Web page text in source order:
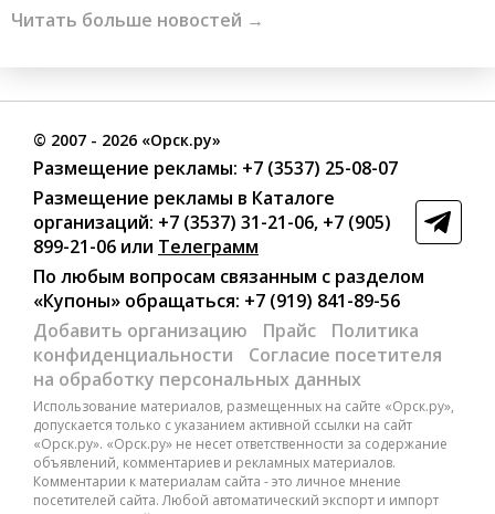
Читать больше новостей →
© 2007 - 2026 «Орск.ру»
Размещение рекламы: +7 (3537) 25-08-07
Размещение рекламы в Каталоге
организаций: +7 (3537) 31-21-06, +7 (905)
899-21-06 или Телеграмм
По любым вопросам связанным с разделом
«Купоны» обращаться: +7 (919) 841-89-56
Добавить организацию
Прайс
Политика
конфиденциальности
Согласие посетителя
на обработку персональных данных
Использование материалов, размещенных на сайте «Орск.ру»,
допускается только с указанием активной ссылки на сайт
«Орск.ру». «Орск.ру» не несет ответственности за содержание
объявлений, комментариев и рекламных материалов.
Комментарии к материалам сайта - это личное мнение
посетителей сайта. Любой автоматический экспорт и импорт